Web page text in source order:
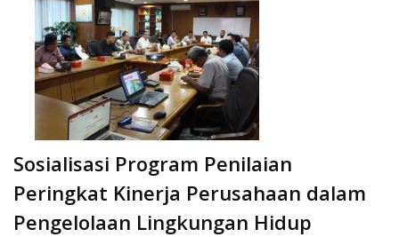
Sosialisasi Program Penilaian
Peringkat Kinerja Perusahaan dalam
Pengelolaan Lingkungan Hidup